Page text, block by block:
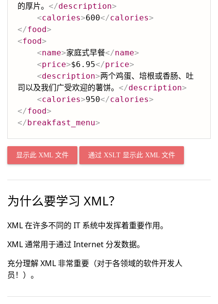
的厚片。 </description>
<calories>600</calories>
</food>
<food>
<name>家庭式早餐</name>
<price>$6.95</price>
<description>两个鸡蛋、培根或香肠、吐
司以及我们广受欢迎的薯饼。 </description>
<calories>950</calories>
</food>
</breakfast_menu>
显示此 XML 文件 通过 XSLT 显示此 XML 文件
为什么要学习 XML？
XML 在许多不同的 IT 系统中发挥着重要作用。
XML 通常用于通过 Internet 分发数据。
充分理解 XML 非常重要（对于各领域的软件开发人
员！）。